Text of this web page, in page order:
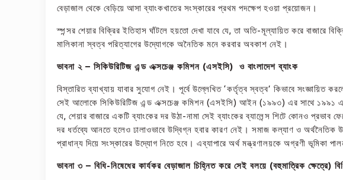
বেড়াজাল থেকে বেড়িয়ে আসা ব্যাংকখাতের সংস্কারের প্রথম পদক্ষেপ হওয়া প্রয়োজন।
স্পন্সর শেয়ার বিক্রির ইতিহাস ঘাঁটলে হয়তো দেখা যাবে যে, তা অতি-মূল্যায়িত করে বাজারে
মালিকানা স্বত্ব পরিত্যাগের উদ্যোগকে অনৈতিক মনে করবার অবকাশ নেই।
ভাবনা ২ – সিকিউরিটিজ এন্ড এক্সচেঞ্জ কমিশন (এসইসি) ও বাংলাদেশ ব্যাংক
বিস্তারিত ব্যাখ্যায় যাবার সুযোগ নেই। পূর্বে উল্লেখিত ‘কর্তৃত্ব স্বত্ব’ কিভাবে সংজ্ঞায়িত
সেই আলোকে সিকিউরিটিজ এন্ড এক্সচেঞ্জ কমিশন (এসইসি) আইন (১৯৯৩) এর সাথে
যে, শেয়ার বাজারে একটি ব্যাংকের দর উঠা-নামা সেই ব্যাংকের ব্যালেন্স শিটে কোনও প্রভাব
দর ধর্তব্যে আনতে হলেও ঢালাওভাবে উদ্বিগ্ন হবার কারণ নেই। সমাজ কল্যাণ ও অর্থনৈতিক
প্রাধান্য দিয়ে সংস্কারের উদ্যোগ নিতে হবে। এব্যাপারে অর্থ মন্ত্রণালয়কে অগ্রণী ভূমিকা
ভাবনা ৩ – বিধি-নিষেধের কার্যকর বেড়াজাল চিহ্নিত করে সেই বলয়ে (বহুমাত্রিক ক্ষেত্রে)